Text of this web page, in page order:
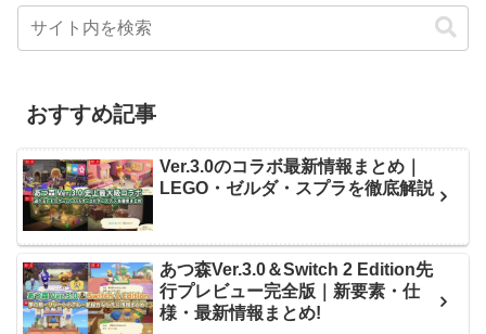
おすすめ記事
Ver.3.0のコラボ最新情報まとめ｜
LEGO・ゼルダ・スプラを徹底解説
あつ森Ver.3.0＆Switch 2 Edition先
行プレビュー完全版｜新要素・仕
様・最新情報まとめ!